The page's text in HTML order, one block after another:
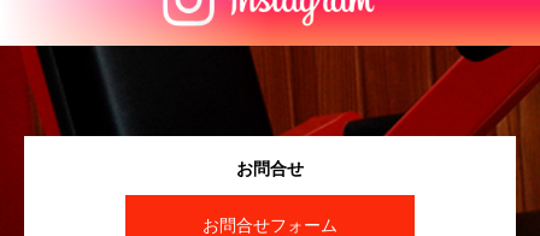
お問合せ
お問合せフォーム